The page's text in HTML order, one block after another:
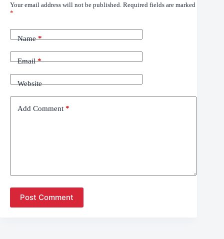
Your email address will not be published. Required fields are marked
*
Name*
Email*
Website
Add Comment *
Post Comment